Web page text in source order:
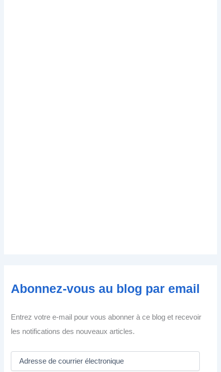
Abonnez-vous au blog par email
Entrez votre e-mail pour vous abonner à ce blog et recevoir
les notifications des nouveaux articles.